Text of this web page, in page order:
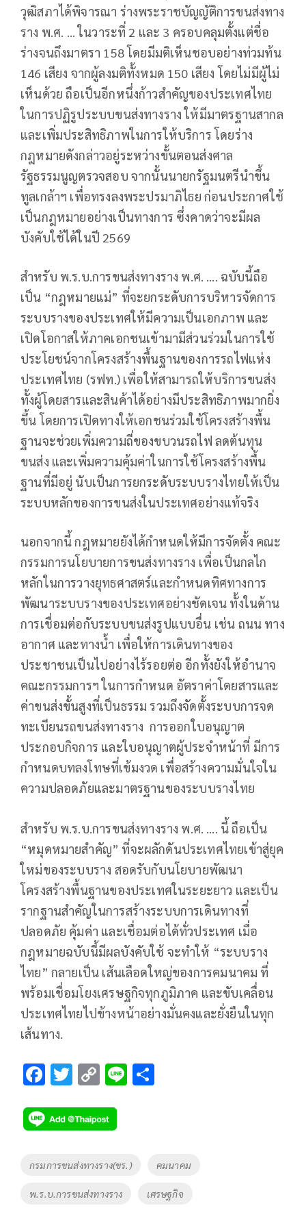
วุฒิสภาได้พิจารณา ร่างพระราชบัญญัติการขนส่งทาง
ราง พ.ศ. … ในวาระที่ 2 และ 3 ครอบคลุมตั้งแต่ชื่อ
ร่างจนถึงมาตรา 158 โดยมีมติเห็นชอบอย่างท่วมท้น
146 เสียง จากผู้ลงมติทั้งหมด 150 เสียง โดยไม่มีผู้ไม่
เห็นด้วย ถือเป็นอีกหนึ่งก้าวสำคัญของประเทศไทย
ในการปฏิรูประบบขนส่งทางราง ให้มีมาตรฐานสากล
และเพิ่มประสิทธิภาพในการให้บริการ โดยร่าง
กฎหมายดังกล่าวอยู่ระหว่างขั้นตอนส่งศาล
รัฐธรรมนูญตรวจสอบ จากนั้นนายกรัฐมนตรีนำขึ้น
ทูลเกล้าฯ เพื่อทรงลงพระปรมาภิไธย ก่อนประกาศใช้
เป็นกฎหมายอย่างเป็นทางการ ซึ่งคาดว่าจะมีผล
บังคับใช้ได้ในปี 2569
สำหรับ พ.ร.บ.การขนส่งทางราง พ.ศ. …. ฉบับนี้ถือ
เป็น “กฎหมายแม่” ที่จะยกระดับการบริหารจัดการ
ระบบรางของประเทศให้มีความเป็นเอกภาพ และ
เปิดโอกาสให้ภาคเอกชนเข้ามามีส่วนร่วมในการใช้
ประโยชน์จากโครงสร้างพื้นฐานของการรถไฟแห่ง
ประเทศไทย (รฟท.) เพื่อให้สามารถให้บริการขนส่ง
ทั้งผู้โดยสารและสินค้าได้อย่างมีประสิทธิภาพมากยิ่ง
ขึ้น โดยการเปิดทางให้เอกชนร่วมใช้โครงสร้างพื้น
ฐานจะช่วยเพิ่มความถี่ของขบวนรถไฟ ลดต้นทุน
ขนส่ง และเพิ่มความคุ้มค่าในการใช้โครงสร้างพื้น
ฐานที่มีอยู่ นับเป็นการยกระดับระบบรางไทยให้เป็น
ระบบหลักของการขนส่งในประเทศอย่างแท้จริง
นอกจากนี้ กฎหมายยังได้กำหนดให้มีการจัดตั้ง คณะ
กรรมการนโยบายการขนส่งทางราง เพื่อเป็นกลไก
หลักในการวางยุทธศาสตร์และกำหนดทิศทางการ
พัฒนาระบบรางของประเทศอย่างชัดเจน ทั้งในด้าน
การเชื่อมต่อกับระบบขนส่งรูปแบบอื่น เช่น ถนน ทาง
อากาศ และทางน้ำ เพื่อให้การเดินทางของ
ประชาชนเป็นไปอย่างไร้รอยต่อ อีกทั้งยังให้อำนาจ
คณะกรรมการฯ ในการกำหนด อัตราค่าโดยสารและ
ค่าขนส่งขั้นสูงที่เป็นธรรม รวมถึงจัดตั้งระบบการจด
ทะเบียนรถขนส่งทางราง การออกใบอนุญาต
ประกอบกิจการ และใบอนุญาตผู้ประจำหน้าที่ มีการ
กำหนดบทลงโทษที่เข้มงวด เพื่อสร้างความมั่นใจใน
ความปลอดภัยและมาตรฐานของระบบรางไทย
สำหรับ พ.ร.บ.การขนส่งทางราง พ.ศ. …. นี้ ถือเป็น
“หมุดหมายสำคัญ” ที่จะผลักดันประเทศไทยเข้าสู่ยุค
ใหม่ของระบบราง สอดรับกับนโยบายพัฒนา
โครงสร้างพื้นฐานของประเทศในระยะยาว และเป็น
รากฐานสำคัญในการสร้างระบบการเดินทางที่
ปลอดภัย คุ้มค่า และเชื่อมต่อได้ทั่วประเทศ เมื่อ
กฎหมายฉบับนี้มีผลบังคับใช้ จะทำให้ “ระบบราง
ไทย” กลายเป็น เส้นเลือดใหญ่ของการคมนาคม ที่
พร้อมเชื่อมโยงเศรษฐกิจทุกภูมิภาค และขับเคลื่อน
ประเทศไทยไปข้างหน้าอย่างมั่นคงและยั่งยืนในทุก
เส้นทาง.
F
e
b
o
T
tt
er
C
p
y
Li
Li
Tags
กรมการขนส่งทางราง(ขร.) คมนาคม
พ.ร.บ.การขนส่งทางราง เศรษฐกิจ